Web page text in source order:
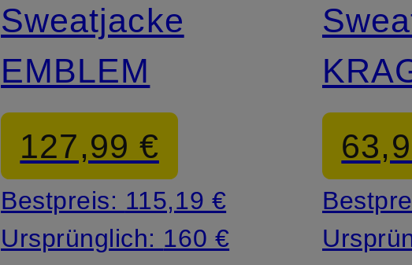
Sweatjacke
EMBLEM
127,99 €
Bestpreis: 115,19 €
Ursprünglich: 160 €